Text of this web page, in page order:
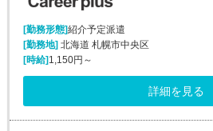
[勤務形態]紹介予定派遣
[勤務地] 北海道 札幌市中央区
[時給] 1,150円～
詳細を見る